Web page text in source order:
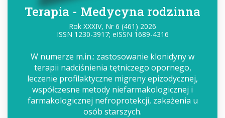
Terapia - Medycyna rodzinna
Rok XXXIV, Nr 6 (461) 2026
ISSN 1230-3917; eISSN 1689-4316
W numerze m.in.: zastosowanie klonidyny w
terapii nadciśnienia tętniczego opornego,
leczenie profilaktyczne migreny epizodycznej,
współczesne metody niefarmakologicznej i
farmakologicznej nefroprotekcji, zakażenia u
osób starszych.